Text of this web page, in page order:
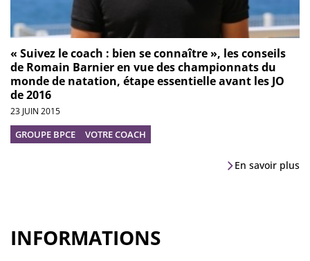
« Suivez le coach : bien se connaître », les conseils
de Romain Barnier en vue des championnats du
monde de natation, étape essentielle avant les JO
de 2016
23 JUIN 2015
GROUPE BPCE VOTRE COACH
En savoir plus
INFORMATIONS